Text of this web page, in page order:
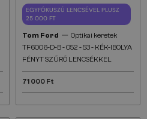
EGYFÓKUSZÚ LENCSÉVEL PLUSZ
25 000 FT
Tom Ford — Optikai keretek
TF6006-D-B - 052 - 53 - KÉK-IBOLYA
FÉNYT SZŰRŐ LENCSÉKKEL
71 000 Ft